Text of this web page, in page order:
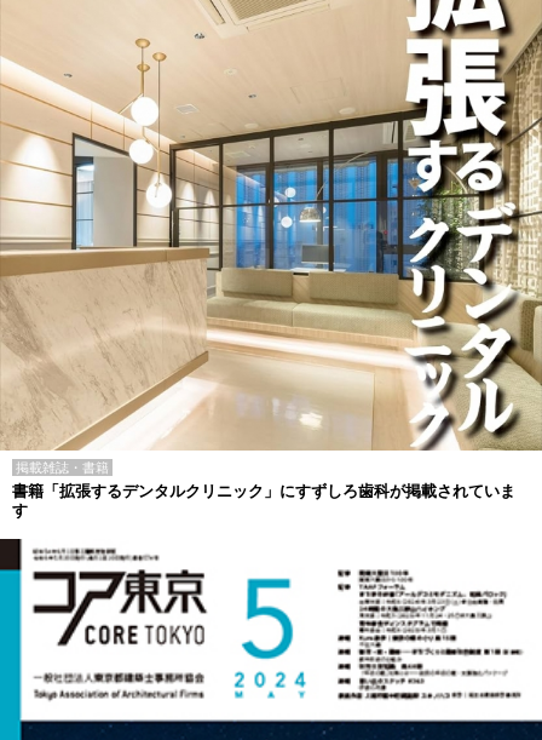
掲載雑誌・書籍
書籍「拡張するデンタルクリニック」にすずしろ歯科が掲載されていま
す